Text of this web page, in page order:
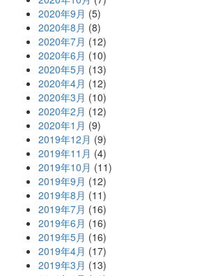
2020年9月 (5)
2020年8月 (8)
2020年7月 (12)
2020年6月 (10)
2020年5月 (13)
2020年4月 (12)
2020年3月 (10)
2020年2月 (12)
2020年1月 (9)
2019年12月 (9)
2019年11月 (4)
2019年10月 (11)
2019年9月 (12)
2019年8月 (11)
2019年7月 (16)
2019年6月 (16)
2019年5月 (16)
2019年4月 (17)
2019年3月 (13)